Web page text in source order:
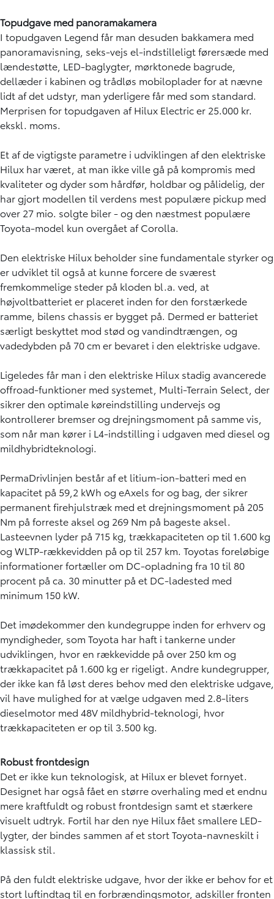
Topudgave med panoramakamera
I topudgaven Legend får man desuden bakkamera med
panoramavisning, seks-vejs el-indstilleligt førersæde med
lændestøtte, LED-baglygter, mørktonede bagrude,
dellæder i kabinen og trådløs mobiloplader for at nævne
lidt af det udstyr, man yderligere får med som standard.
Merprisen for topudgaven af Hilux Electric er 25.000 kr.
ekskl. moms.
Et af de vigtigste parametre i udviklingen af den elektriske
Hilux har været, at man ikke ville gå på kompromis med
kvaliteter og dyder som hårdfør, holdbar og pålidelig, der
har gjort modellen til verdens mest populære pickup med
over 27 mio. solgte biler - og den næstmest populære
Toyota-model kun overgået af Corolla.
Den elektriske Hilux beholder sine fundamentale styrker og
er udviklet til også at kunne forcere de sværest
fremkommelige steder på kloden bl.a. ved, at
højvoltbatteriet er placeret inden for den forstærkede
ramme, bilens chassis er bygget på. Dermed er batteriet
særligt beskyttet mod stød og vandindtrængen, og
vadedybden på 70 cm er bevaret i den elektriske udgave.
Ligeledes får man i den elektriske Hilux stadig avancerede
offroad-funktioner med systemet, Multi-Terrain Select, der
sikrer den optimale køreindstilling undervejs og
kontrollerer bremser og drejningsmoment på samme vis,
som når man kører i L4-indstilling i udgaven med diesel og
mildhybridteknologi.
PermaDrivlinjen består af et litium-ion-batteri med en
kapacitet på 59,2 kWh og eAxels for og bag, der sikrer
permanent firehjulstræk med et drejningsmoment på 205
Nm på forreste aksel og 269 Nm på bageste aksel.
Lasteevnen lyder på 715 kg, trækkapaciteten op til 1.600 kg
og WLTP-rækkevidden på op til 257 km. Toyotas foreløbige
informationer fortæller om DC-opladning fra 10 til 80
procent på ca. 30 minutter på et DC-ladested med
minimum 150 kW.
Det imødekommer den kundegruppe inden for erhverv og
myndigheder, som Toyota har haft i tankerne under
udviklingen, hvor en rækkevidde på over 250 km og
trækkapacitet på 1.600 kg er rigeligt. Andre kundegrupper,
der ikke kan få løst deres behov med den elektriske udgave,
vil have mulighed for at vælge udgaven med 2.8-liters
dieselmotor med 48V mildhybrid-teknologi, hvor
trækkapaciteten er op til 3.500 kg.
Robust frontdesign
Det er ikke kun teknologisk, at Hilux er blevet fornyet.
Designet har også fået en større overhaling med et endnu
mere kraftfuldt og robust frontdesign samt et stærkere
visuelt udtryk. Fortil har den nye Hilux fået smallere LED-
lygter, der bindes sammen af et stort Toyota-navneskilt i
klassisk stil.
På den fuldt elektriske udgave, hvor der ikke er behov for et
stort luftindtag til en forbrændingsmotor, adskiller fronten